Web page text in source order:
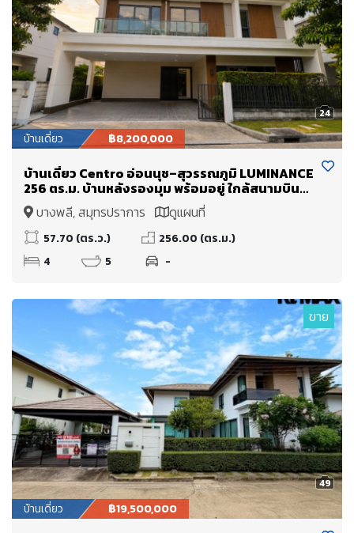
24
บ้านเดี่ยว ฿8,200,000
บ้านเดี่ยว Centro อ่อนนุช–สุวรรณภูมิ LUMINANCE
256 ตร.ม. บ้านหลังรองมุม พร้อมอยู่ ใกล้สนามบิน
สุวรรณภูมิ
บางพลี, สมุทรปราการ ดูแผนที่
57.70 (ตร.ว.)
256.00 (ตร.ม.)
4
5 -
49
ขาย
บ้านเดี่ยว ฿19,500,000